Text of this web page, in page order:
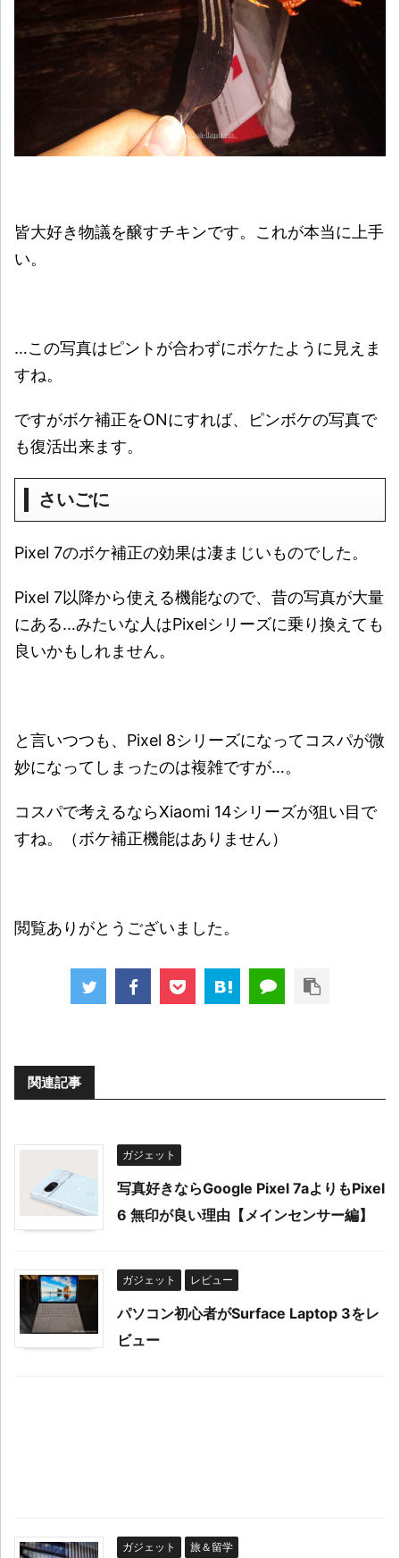
皆大好き物議を醸すチキンです。これが本当に上手
い。
…この写真はピントが合わずにボケたように見えま
すね。
ですがボケ補正をONにすれば、ピンボケの写真で
も復活出来ます。
さいごに
Pixel 7のボケ補正の効果は凄まじいものでした。
Pixel 7以降から使える機能なので、昔の写真が大量
にある…みたいな人はPixelシリーズに乗り換えても
良いかもしれません。
と言いつつも、Pixel 8シリーズになってコスパが微
妙になってしまったのは複雑ですが…。
コスパで考えるならXiaomi 14シリーズが狙い目で
すね。（ボケ補正機能はありません）
閲覧ありがとうございました。
関連記事
ガジェット
写真好きならGoogle Pixel 7aよりもPixel
6 無印が良い理由【メインセンサー編】
ガジェット レビュー
パソコン初心者がSurface Laptop 3をレ
ビュー
ガジェット 旅＆留学